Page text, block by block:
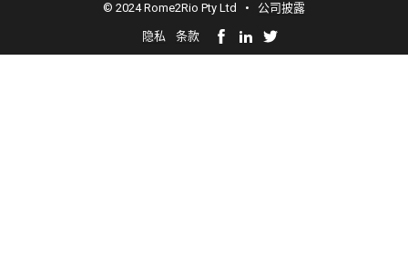
© 2024 Rome2Rio Pty Ltd • 公司披露
隐私 条款